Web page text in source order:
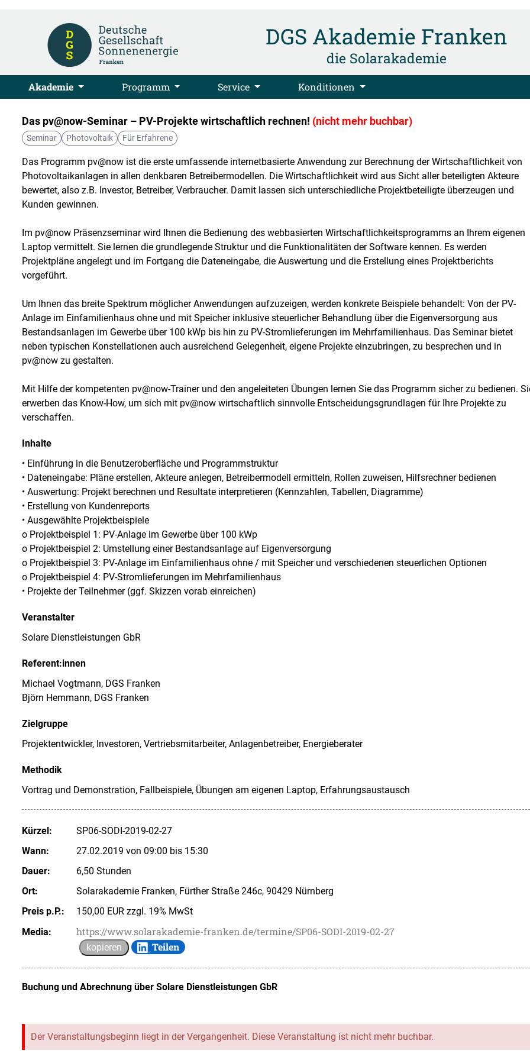
DGS Akademie Franken
die Solarakademie
Akademie Programm Service Konditionen
Das pv@now-Seminar – PV-Projekte wirtschaftlich rechnen! (nicht mehr buchbar)
Seminar Photovoltaik Für Erfahrene
Das Programm pv@now ist die erste umfassende internetbasierte Anwendung zur Berechnung der Wirtschaftlichkeit von
Photovoltaikanlagen in allen denkbaren Betreibermodellen. Die Wirtschaftlichkeit wird aus Sicht aller beteiligten Akteure
bewertet, also z.B. Investor, Betreiber, Verbraucher. Damit lassen sich unterschiedliche Projektbeteiligte überzeugen und
Kunden gewinnen.
Im pv@now Präsenzseminar wird Ihnen die Bedienung des webbasierten Wirtschaftlichkeitsprogramms an Ihrem eigenen
Laptop vermittelt. Sie lernen die grundlegende Struktur und die Funktionalitäten der Software kennen. Es werden
Projektpläne angelegt und im Fortgang die Dateneingabe, die Auswertung und die Erstellung eines Projektberichts
vorgeführt.
Um Ihnen das breite Spektrum möglicher Anwendungen aufzuzeigen, werden konkrete Beispiele behandelt: Von der PV-
Anlage im Einfamilienhaus ohne und mit Speicher inklusive steuerlicher Behandlung über die Eigenversorgung aus
Bestandsanlagen im Gewerbe über 100 kWp bis hin zu PV-Stromlieferungen im Mehrfamilienhaus. Das Seminar bietet
neben typischen Konstellationen auch ausreichend Gelegenheit, eigene Projekte einzubringen, zu besprechen und in
pv@now zu gestalten.
Mit Hilfe der kompetenten pv@now-Trainer und den angeleiteten Übungen lernen Sie das Programm sicher zu bedienen.
erwerben das Know-How, um sich mit pv@now wirtschaftlich sinnvolle Entscheidungsgrundlagen für Ihre Projekte zu
verschaffen.
Inhalte
• Einführung in die Benutzeroberfläche und Programmstruktur
• Dateneingabe: Pläne erstellen, Akteure anlegen, Betreibermodell ermitteln, Rollen zuweisen, Hilfsrechner bedienen
• Auswertung: Projekt berechnen und Resultate interpretieren (Kennzahlen, Tabellen, Diagramme)
• Erstellung von Kundenreports
• Ausgewählte Projektbeispiele
o Projektbeispiel 1: PV-Anlage im Gewerbe über 100 kWp
o Projektbeispiel 2: Umstellung einer Bestandsanlage auf Eigenversorgung
o Projektbeispiel 3: PV-Anlage im Einfamilienhaus ohne / mit Speicher und verschiedenen steuerlichen Optionen
o Projektbeispiel 4: PV-Stromlieferungen im Mehrfamilienhaus
• Projekte der Teilnehmer (ggf. Skizzen vorab einreichen)
Veranstalter
Solare Dienstleistungen GbR
Referent:innen
Michael Vogtmann, DGS Franken
Björn Hemmann, DGS Franken
Zielgruppe
Projektentwickler, Investoren, Vertriebsmitarbeiter, Anlagenbetreiber, Energieberater
Methodik
Vortrag und Demonstration, Fallbeispiele, Übungen am eigenen Laptop, Erfahrungsaustausch
Kürzel:
SP06-SODI-2019-02-27
Wann:
27.02.2019 von 09:00 bis 15:30
Dauer:
6,50 Stunden
Ort:
Solarakademie Franken, Fürther Straße 246c, 90429 Nürnberg
Preis p.P.:
150,00 EUR zzgl. 19% MwSt
Media:
https://www.solarakademie-franken.de/termine/SP06-SODI-2019-02-27
kopieren Teilen
Buchung und Abrechnung über Solare Dienstleistungen GbR
Der Veranstaltungsbeginn liegt in der Vergangenheit. Diese Veranstaltung ist nicht mehr buchbar.